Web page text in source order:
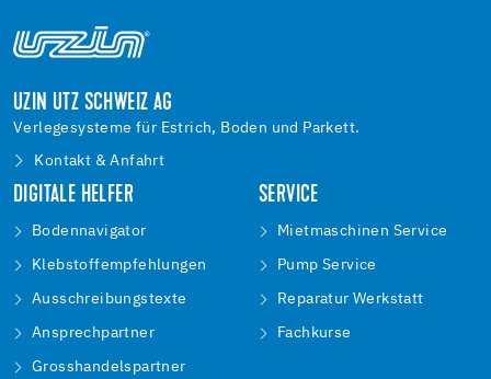
UZIN UTZ SCHWEIZ AG
Verlegesysteme für Estrich, Boden und Parkett.
Kontakt & Anfahrt
DIGITALE HELFER
Bodennavigator
Klebstoffempfehlungen
Ausschreibungstexte
Ansprechpartner
Grosshandelspartner
SERVICE
Mietmaschinen Service
Pump Service
Reparatur Werkstatt
Fachkurse